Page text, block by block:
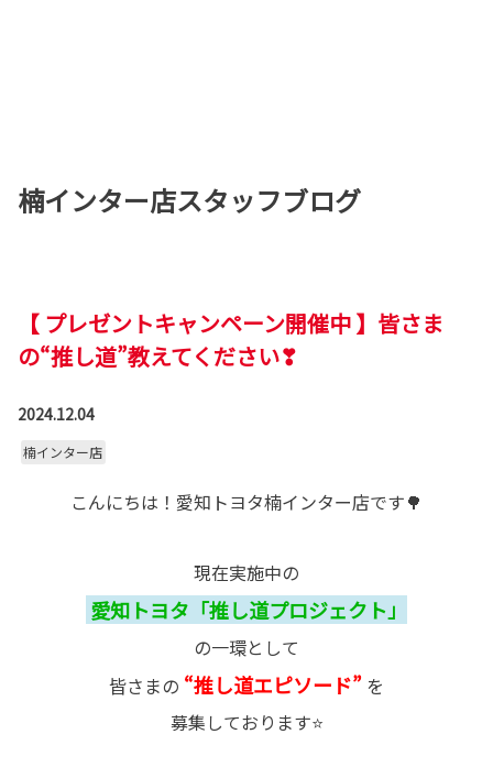
楠インター店スタッフブログ
【 プレゼントキャンペーン開催中 】皆さま
の“推し道”教えてください❣
2024.12.04
楠インター店
こんにちは！愛知トヨタ楠インター店です🌳
現在実施中の
愛知トヨタ「推し道プロジェクト」
の一環として
皆さまの “推し道エピソード” を
募集しております⭐